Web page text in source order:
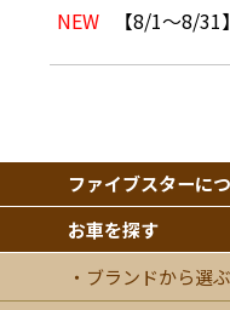
NEW 【8/1〜8/31
ファイブスターに
お車を探す
ブランドから選ぶ